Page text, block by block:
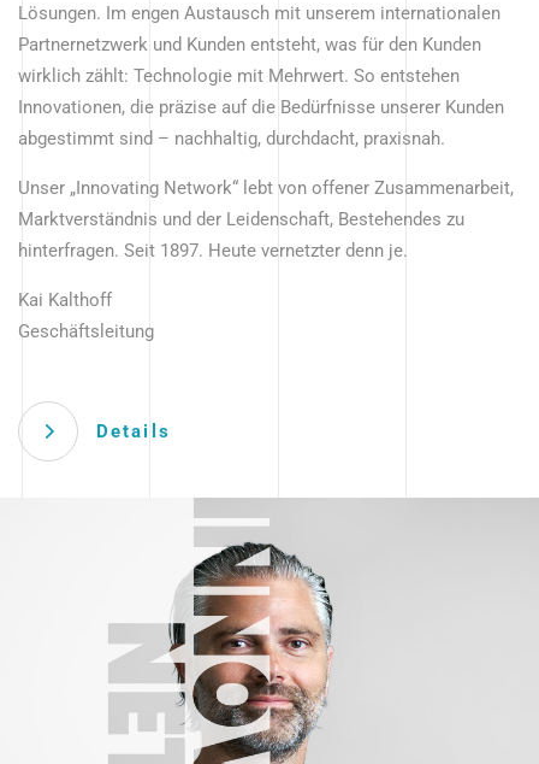
Lösungen. Im engen Austausch mit unserem internationalen
Partnernetzwerk und Kunden entsteht, was für den Kunden
wirklich zählt: Technologie mit Mehrwert. So entstehen
Innovationen, die präzise auf die Bedürfnisse unserer Kunden
abgestimmt sind – nachhaltig, durchdacht, praxisnah.
Unser „Innovating Network“ lebt von offener Zusammenarbeit,
Marktverständnis und der Leidenschaft, Bestehendes zu
hinterfragen. Seit 1897. Heute vernetzter denn je.
Kai Kalthoff
Geschäftsleitung
Details